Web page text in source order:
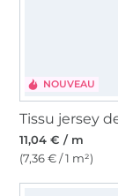
NOUVEAU
11,04 € / m
(7,36 € / 1 m²)